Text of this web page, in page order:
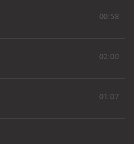
00:58
02:00
01:07